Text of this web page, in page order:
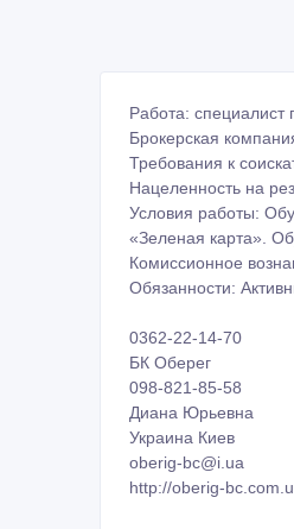
Работа: специалист
Брокерская
Требования к
Нацеленность на
Условия работы:
«Зеленая карта».
Комиссионное
Обязанности:
0362-22-14-70
БК Оберег
098-821-85-58
Диана Юрьевна
Украина Киев
oberig-bc@i.ua
http://oberig-